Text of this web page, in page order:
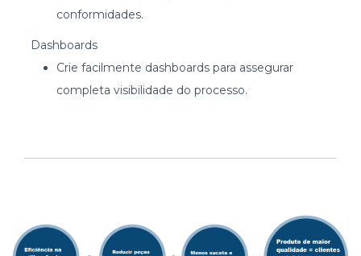
conformidades.
Dashboards
Crie facilmente dashboards para assegurar
completa visibilidade do processo.